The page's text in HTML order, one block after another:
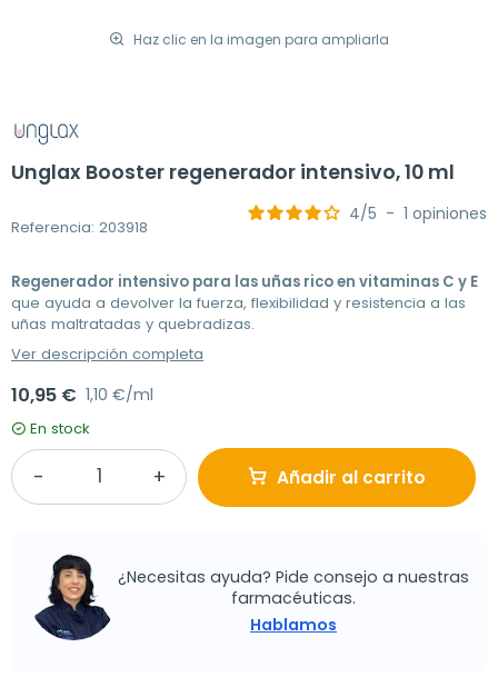
Haz clic en la imagen para ampliarla
Unglax Booster regenerador intensivo, 10 ml
Referencia: 203918
4/5 - 1 opiniones
Regenerador intensivo para las uñas rico en vitaminas C y E
que ayuda a devolver la fuerza, flexibilidad y resistencia a las
uñas maltratadas y quebradizas.
Ver descripción completa
10,95 € 1,10 €/ml
En stock
Añadir al carrito
¿Necesitas ayuda? Pide consejo a nuestras
farmacéuticas.
Hablamos